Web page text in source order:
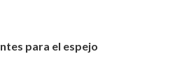
para el espejo